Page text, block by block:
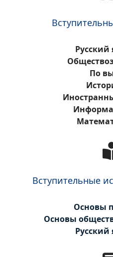
Русский
По
Вступительные
Основы
Основы
Русский